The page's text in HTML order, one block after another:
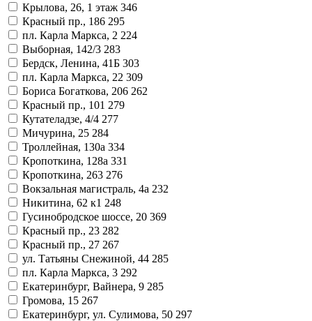
Крылова, 26, 1 этаж 346
Красный пр., 186 295
пл. Карла Маркса, 2 224
Выборная, 142/3 283
Бердск, Ленина, 41Б 303
пл. Карла Маркса, 22 309
Бориса Богаткова, 206 262
Красный пр., 101 279
Кутателадзе, 4/4 277
Мичурина, 25 284
Троллейная, 130а 334
Кропоткина, 128а 331
Кропоткина, 263 276
Вокзальная магистраль, 4а 232
Никитина, 62 к1 248
Гусинобродское шоссе, 20 369
Красный пр., 23 282
Красный пр., 27 267
ул. Татьяны Снежиной, 44 285
пл. Карла Маркса, 3 292
Екатеринбург, Вайнера, 9 285
Громова, 15 267
Екатеринбург, ул. Сулимова, 50 297